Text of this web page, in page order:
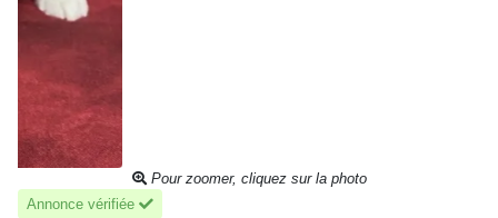
Pour zoomer, cliquez sur la photo
Annonce vérifiée